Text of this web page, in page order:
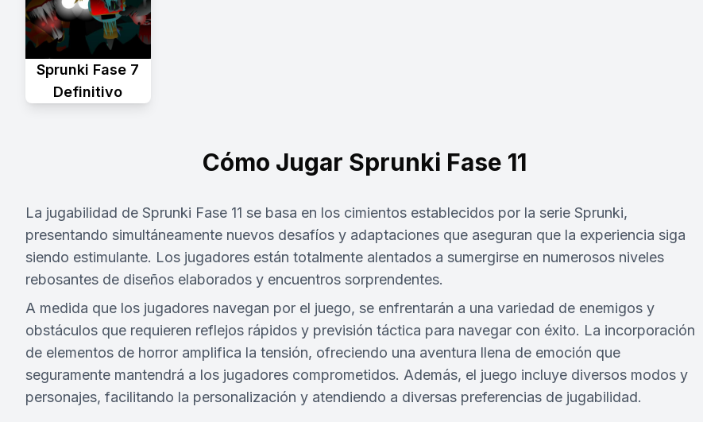
Sprunki Fase 7
Definitivo
Cómo Jugar Sprunki Fase 11
La jugabilidad de Sprunki Fase 11 se basa en los cimientos establecidos por la serie Sprunki,
presentando simultáneamente nuevos desafíos y adaptaciones que aseguran que la experiencia siga
siendo estimulante. Los jugadores están totalmente alentados a sumergirse en numerosos niveles
rebosantes de diseños elaborados y encuentros sorprendentes.
A medida que los jugadores navegan por el juego, se enfrentarán a una variedad de enemigos y
obstáculos que requieren reflejos rápidos y previsión táctica para navegar con éxito. La incorporación
de elementos de horror amplifica la tensión, ofreciendo una aventura llena de emoción que
seguramente mantendrá a los jugadores comprometidos. Además, el juego incluye diversos modos y
personajes, facilitando la personalización y atendiendo a diversas preferencias de jugabilidad.